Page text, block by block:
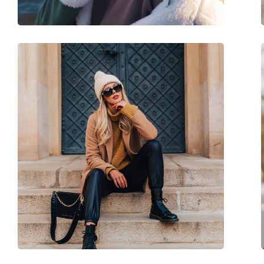
Priedai
Valymo šluostė:
Ne
Lytis:
Vaikams
Kategorija:
Akiniai nuo saulės
Prekės ženklas:
Hawkers
Naudojimas:
Madingi
Kodas:
Air Clear Blue One